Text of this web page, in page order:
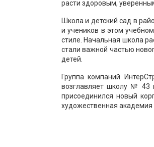
расти здоровым,
Школа и детский сад в
и учеников в этом
стиле. Начальная школа
стали важной частью
детей.
Группа компаний
возглавляет школу № 43
присоединился новый
художественная академия